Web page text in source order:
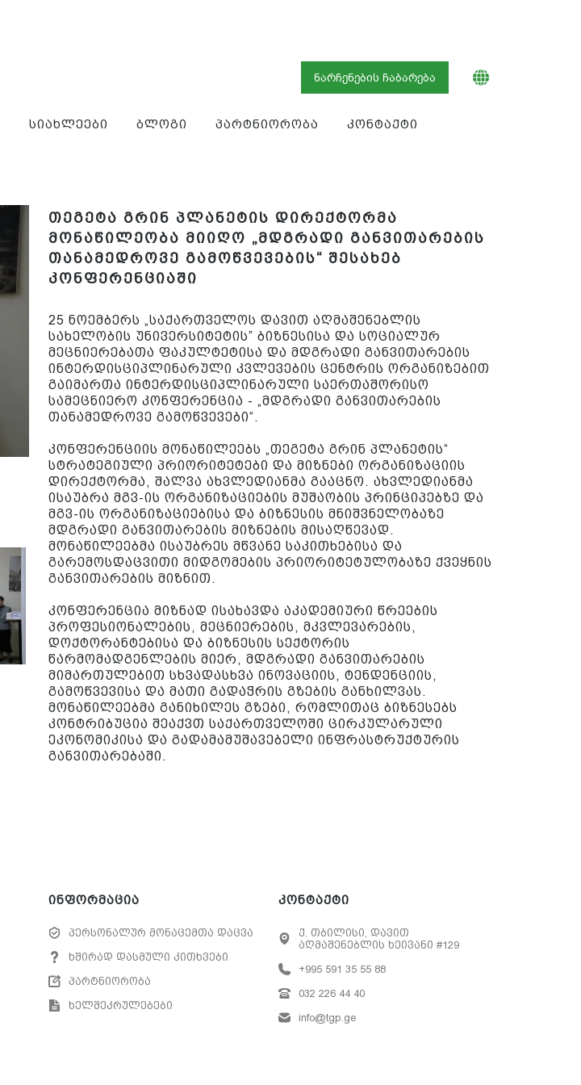
ნარჩენების ჩაბარება
სიახლეები ბლოგი პარტნიორობა კონტაქტი
თეგეტა გრინ პლანეტის დირექტორმა
მონაწილეობა მიიღო „მდგრადი განვითარების
თანამედროვე გამოწვევების“ შესახებ
კონფერენციაში
25 ნოემბერს „საქართველოს დავით აღმაშენებლის
სახელობის უნივერსიტეტის” ბიზნესისა და სოციალურ
მეცნიერებათა ფაკულტეტისა და მდგრადი განვითარების
ინტერდისციპლინარული კვლევების ცენტრის ორგანიზებით
გაიმართა ინტერდისციპლინარული საერთაშორისო
სამეცნიერო კონფერენცია - „მდგრადი განვითარების
თანამედროვე გამოწვევები“.
კონფერენციის მონაწილეებს „თეგეტა გრინ პლანეტის“
სტრატეგიული პრიორიტეტები და მიზნები ორგანიზაციის
დირექტორმა, შალვა ახვლედიანმა გააცნო. ახვლედიანმა
ისაუბრა მგვ-ის ორგანიზაციების მუშაობის პრინციპებზე და
მგვ-ის ორგანიზაციებისა და ბიზნესის მნიშვნელობაზე
მდგრადი განვითარების მიზნების მისაღწევად.
მონაწილეებმა ისაუბრეს მწვანე საკითხებისა და
გარემოსდაცვითი მიდგომების პრიორიტეტულობაზე ქვეყნის
განვითარების მიზნით.
კონფერენცია მიზნად ისახავდა აკადემიური წრეების
პროფესიონალების, მეცნიერების, მკვლევარების,
დოქტორანტებისა და ბიზნესის სექტორის
წარმომადგენლების მიერ, მდგრადი განვითარების
მიმართულებით სხვადასხვა ინოვაციის, ტენდენციის,
გამოწვევისა და მათი გადაჭრის გზების განხილვას.
მონაწილეებმა განიხილეს გზები, რომლითაც ბიზნესებს
კონტრიბუცია შეაქვთ საქართველოში ცირკულარული
ეკონომიკისა და გადამამუშავებელი ინფრასტრუქტურის
განვითარებაში.
ინფორმაცია
პერსონალურ მონაცემთა დაცვა
ხშირად დასმული კითხვები
პარტნიორობა
ხელშეკრულებები
კონტაქტი
ქ. თბილისი, დავით
აღმაშენებლის ხეივანი #129
+995 591 35 55 88
032 226 44 40
info@tgp.ge